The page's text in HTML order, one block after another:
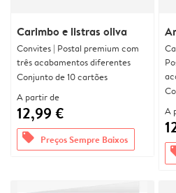
Carimbo e listras oliva
Convites | Postal premium com
três acabamentos diferentes
Conjunto de 10 cartões
A partir de
12,99 €
offers Preços Sempre Baixos
A